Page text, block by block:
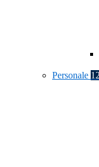
Personale